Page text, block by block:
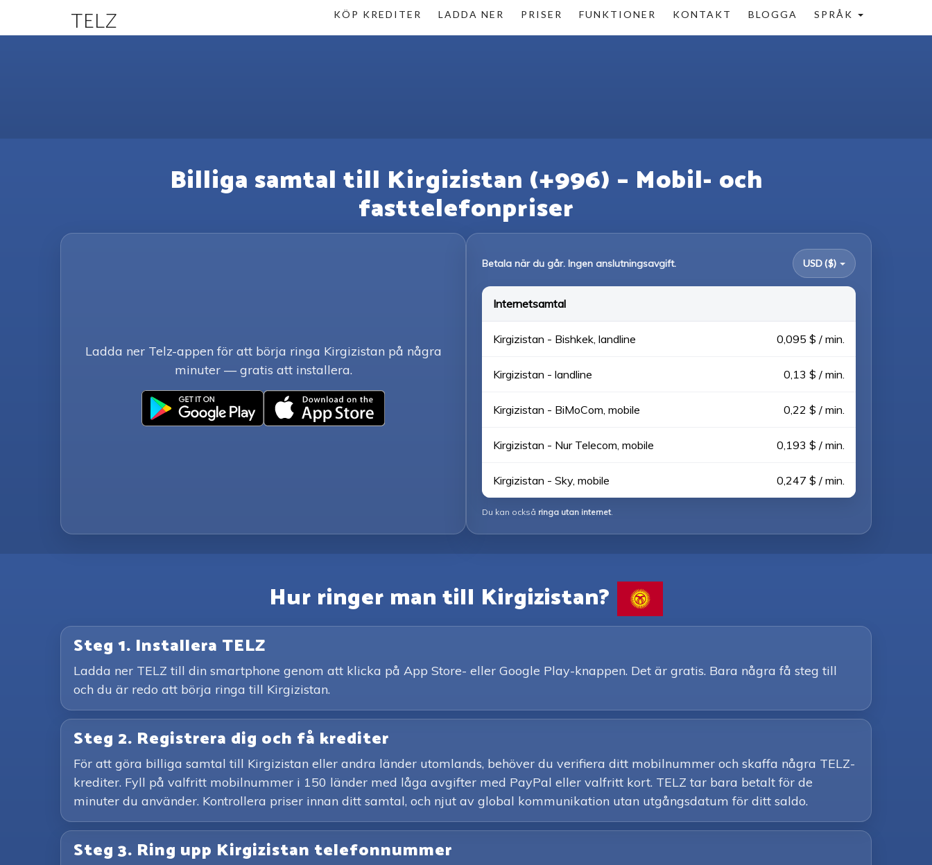
TELZ KÖP KREDITER LADDA NER PRISER FUNKTIONER KONTAKT BLOGGA SPRÅK
Billiga samtal till Kirgizistan (+996) – Mobil- och
fasttelefonpriser
Ladda ner Telz-appen för att börja ringa Kirgizistan på några
minuter — gratis att installera.
Betala när du går. Ingen anslutningsavgift. USD ($)
Internetsamtal
Kirgizistan - Bishkek, landline 0,095 $ / min.
Kirgizistan - landline 0,13 $ / min.
Kirgizistan - BiMoCom, mobile 0,22 $ / min.
Kirgizistan - Nur Telecom, mobile 0,193 $ / min.
Kirgizistan - Sky, mobile 0,247 $ / min.
Du kan också ringa utan internet.
Hur ringer man till Kirgizistan?
Steg 1. Installera TELZ
Ladda ner TELZ till din smartphone genom att klicka på App Store- eller Google Play-knappen. Det är gratis. Bara några få steg till
och du är redo att börja ringa till Kirgizistan.
Steg 2. Registrera dig och få krediter
För att göra billiga samtal till Kirgizistan eller andra länder utomlands, behöver du verifiera ditt mobilnummer och skaffa några TELZ-
krediter. Fyll på valfritt mobilnummer i 150 länder med låga avgifter med PayPal eller valfritt kort. TELZ tar bara betalt för de
minuter du använder. Kontrollera priser innan ditt samtal, och njut av global kommunikation utan utgångsdatum för ditt saldo.
Steg 3. Ring upp Kirgizistan telefonnummer